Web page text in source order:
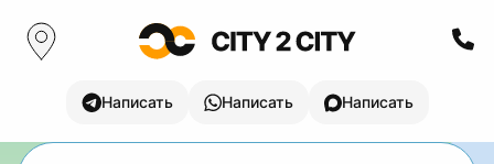
Написать Написать Написать